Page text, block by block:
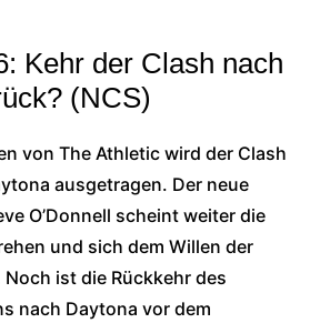
Kehr der Clash nach
(NCS)
von The Athletic wird der Clash
ausgetragen. Der neue
O’Donnell scheint weiter die
und sich dem Willen der
ist die Rückkehr des
nach Daytona vor dem